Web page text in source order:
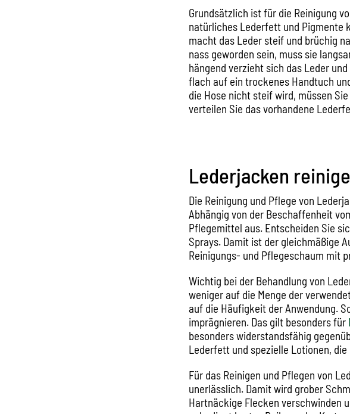
Grundsätzlich ist für die Reinigung
natürliches Lederfett und Pigmente
macht das Leder steif und brüchig
nass geworden sein, muss sie
hängend verzieht sich das Leder
flach auf ein trockenes Handtuch
die Hose nicht steif wird, müssen
verteilen Sie das vorhandene
Lederjacken
Die Reinigung und Pflege von
Abhängig von der Beschaffenheit
Pflegemittel aus. Entscheiden Sie
Sprays. Damit ist der gleichmäßige
Reinigungs- und Pflegeschaum mit
Wichtig bei der Behandlung von
weniger auf die Menge der
auf die Häufigkeit der Anwendung.
imprägnieren. Das gilt besonders für
besonders widerstandsfähig
Lederfett und spezielle Lotionen,
Für das Reinigen und Pflegen von
unerlässlich. Damit wird grober
Hartnäckige Flecken verschwinden